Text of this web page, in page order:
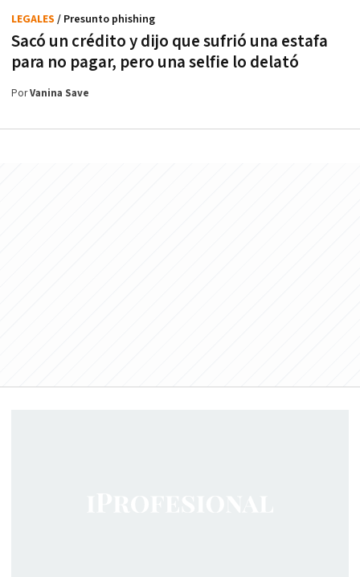
Sacó un crédito y dijo que sufrió una estafa
para no pagar, pero una selfie lo delató
LEGALES / Presunto phishing
PorVanina Save